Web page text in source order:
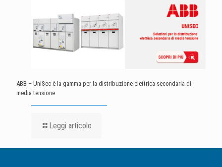
ABB – UniSec è la gamma per la distribuzione elettrica secondaria di
media tensione
Leggi articolo